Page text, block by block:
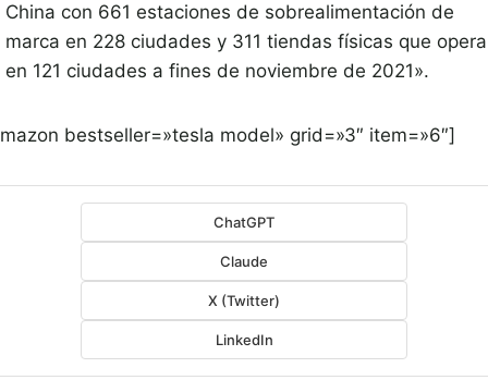
China con 661 estaciones de sobrealimentación de
marca en 228 ciudades y 311 tiendas físicas que
en 121 ciudades a fines de noviembre de 2021».
bestseller=»tesla model» grid=»3″ item=»6″]
ChatGPT
Claude
X (Twitter)
LinkedIn